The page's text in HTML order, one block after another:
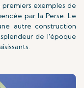
premiers exemples de
par la Perse. Le
autre construction
de l'époque